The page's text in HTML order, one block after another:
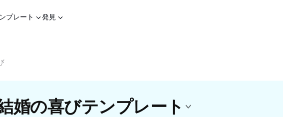
プレート 発見
婚の喜びテンプレート